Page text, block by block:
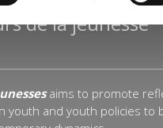
de la jeunesse
aims to promote
youth and youth policies to